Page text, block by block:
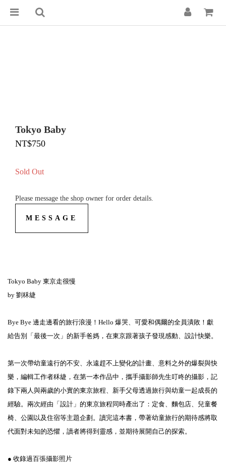
Tokyo Baby
NT$750
Sold Out
Please message the shop owner for order details.
MESSAGE
Tokyo Baby 東京走很慢
by 劉秝緁
Bye Bye 邊走邊看的旅行浪漫！Hello 爆哭、可愛和偶爾的全員潰敗！獻
給告別「最後一次」的新手爸媽，在東京跟著孩子發現感動、設計快樂。
第一次帶幼童遠行的不安、永遠趕不上變化的計畫、意料之外的爆裂與快
樂，編輯工作者秝緁，在第一本作品中，攜手攝影師先生叮咚的攝影，記
錄下兩人與兩歲的小實的東京旅程、新手父母透過旅行與幼童一起成長的
經驗。兩次經由「設計」的東京旅程同時產出了：定食、麵包店、兒童餐
椅、公園以及住宿等主題企劃。讀完這本書，帶著幼童旅行的期待感將取
代面對未知的恐懼，讀者將得到靈感，並期待展開自己的探索。
● 收錄過百張攝影照片